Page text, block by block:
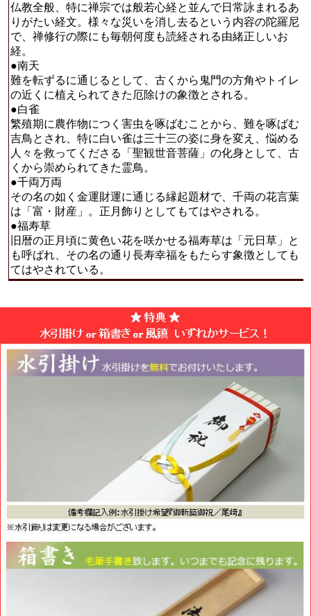
仏教全般、特に禅宗では般若心経と並んで日常詠まれるあ
りがたい経文。様々な災いを消し去るという内容の陀羅尼
で、禅修行の際にも毎朝何度も読経される由緒正しいお
経。
●南天
難を転ずるに通じるとして、古くから鬼門の方角やトイレ
の近くに植えられてきた厄除けの象徴とされる。
●白雀
繁殖期に農作物につく害虫を啄ばむことから、難を啄ばむ
吉鳥とされ、特に白い雀は三十三の姿に身を変え、悩める
人々を救ってくださる「聖観世音菩薩」の化身として、古
くから崇められてきた霊鳥。
●千両万両
その名の如く金運財運に通じる縁起題材で、千両の花言葉
は「富・財産」。正月飾りとしてもてはやされる。
●福寿草
旧暦の正月頃に黄色い花を咲かせる福寿草は「元日草」と
も呼ばれ、その名の通り長寿幸福をもたらす象徴としても
てはやされている。